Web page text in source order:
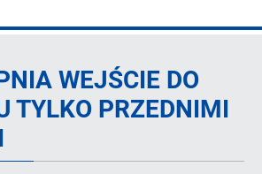
WEJŚCIE DO
TYLKO PRZEDNIMI